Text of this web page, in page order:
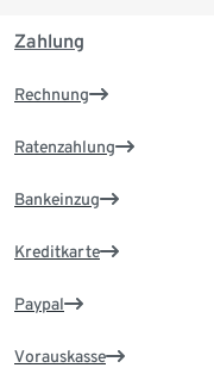
Zahlung
Rechnung
Ratenzahlung
Bankeinzug
Kreditkarte
Paypal
Vorauskasse